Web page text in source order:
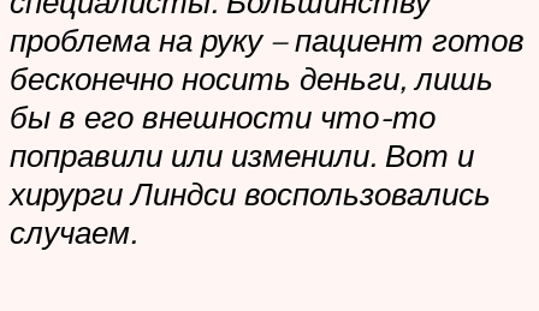
проблема на руку – пациент готов
бесконечно носить деньги, лишь
бы в его внешности что-то
поправили или изменили. Вот и
хирурги Линдси воспользовались
случаем.